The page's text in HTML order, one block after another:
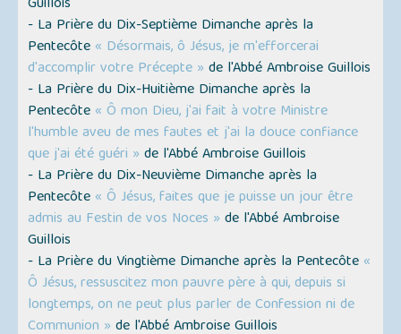
- La Prière du Dix-Septième Dimanche après la
Pentecôte « Désormais, ô Jésus, je m'efforcerai
d'accomplir votre Précepte » de l'Abbé Ambroise Guillois
- La Prière du Dix-Huitième Dimanche après la
Pentecôte « Ô mon Dieu, j'ai fait à votre Ministre
l'humble aveu de mes fautes et j'ai la douce confiance
que j'ai été guéri » de l'Abbé Ambroise Guillois
- La Prière du Dix-Neuvième Dimanche après la
Pentecôte « Ô Jésus, faites que je puisse un jour être
admis au Festin de vos Noces » de l'Abbé Ambroise
Guillois
- La Prière du Vingtième Dimanche après la Pentecôte «
Ô Jésus, ressuscitez mon pauvre père à qui, depuis si
longtemps, on ne peut plus parler de Confession ni de
Communion » de l'Abbé Ambroise Guillois